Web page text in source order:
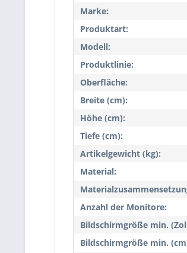
Marke:
Produktart:
Modell:
Produktlinie:
Oberfläche:
Breite (cm):
Höhe (cm):
Tiefe (cm):
Artikelgewicht (kg):
Material:
Anzahl der Monitore:
Bildschirmgröße min.
Bildschirmgröße min.